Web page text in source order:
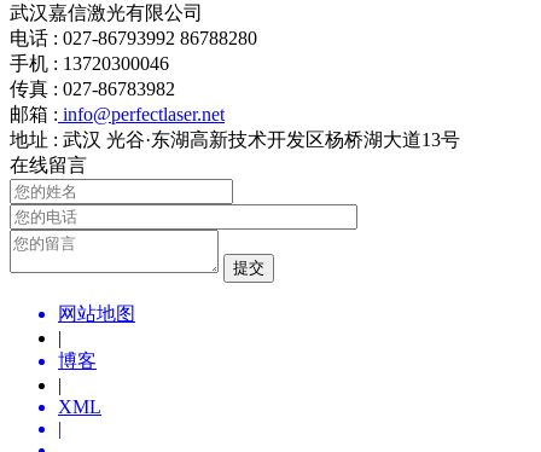
武汉嘉信激光有限公司
电话 : 027-86793992 86788280
手机 : 13720300046
传真 : 027-86783982
邮箱 : info@perfectlaser.net
地址 : 武汉 光谷·东湖高新技术开发区杨桥湖大道13号
在线留言
提交
网站地图
博客
XML